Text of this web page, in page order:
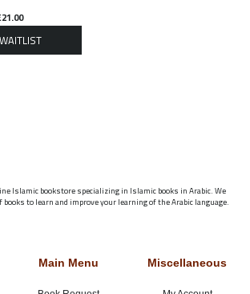
21.00
Islamic bookstore specializing in Islamic books in Arabic. We
to learn and improve your learning of the Arabic language.
Main Menu Miscellaneous